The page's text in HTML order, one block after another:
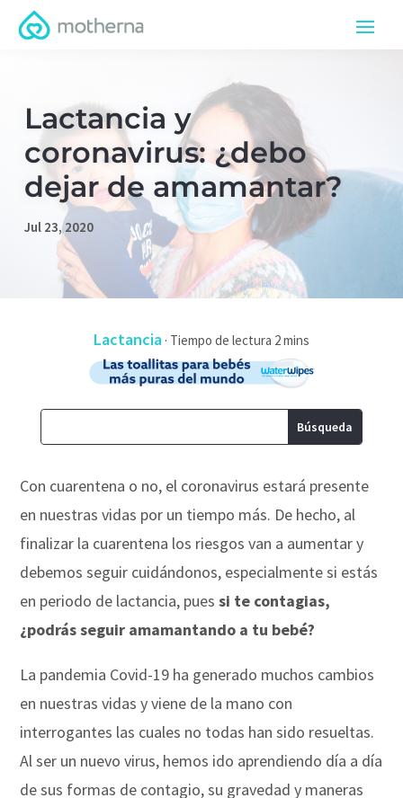
Lactancia y
coronavirus: ¿debo
dejar de amamantar?
Jul 23, 2020
Lactancia·
Con cuarentena o no, el coronavirus estará presente
en nuestras vidas por un tiempo más. De hecho, al
finalizar la cuarentena los riesgos van a aumentar y
debemos seguir cuidándonos, especialmente si estás
en periodo de lactancia, puessi te contagias,
¿podrás seguir amamantando a tu bebé?
La pandemia Covid-19 ha generado muchos cambios
en nuestras vidas y viene de la mano con
interrogantes las cuales no todas han sido resueltas.
Al ser un nuevo virus, hemos ido aprendiendo día a día
de sus formas de contagio, su gravedad y maneras